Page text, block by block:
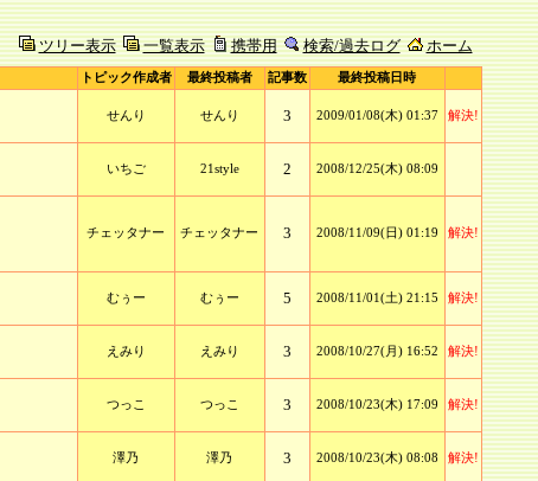
ツリー表示
一覧表示 携帯用 検索/過去ログ ホーム
トピック作成者 最終投稿者 記事数 最終投稿日時
せんり せんり 3 2009/01/08(木) 01:37 解決!
いちご 21style 2 2008/12/25(木) 08:09
チェッタナー チェッタナー 3 2008/11/09(日) 01:19 解決!
むぅー むぅー 5 2008/11/01(土) 21:15 解決!
えみり えみり 3 2008/10/27(月) 16:52 解決!
つっこ つっこ 3 2008/10/23(木) 17:09 解決!
澤乃 澤乃 3 2008/10/23(木) 08:08 解決!